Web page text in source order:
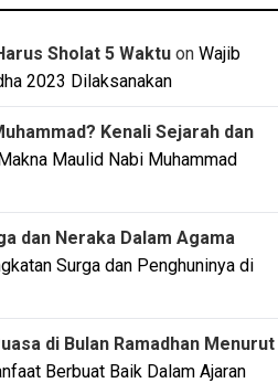
Sholat 5 Waktu on Wajib
2023 Dilaksanakan
Kenali Sejarah dan
Maulid Nabi Muhammad
dan Neraka Dalam Agama
Surga dan Penghuninya di
di Bulan Ramadhan Menurut
Berbuat Baik Dalam Ajaran